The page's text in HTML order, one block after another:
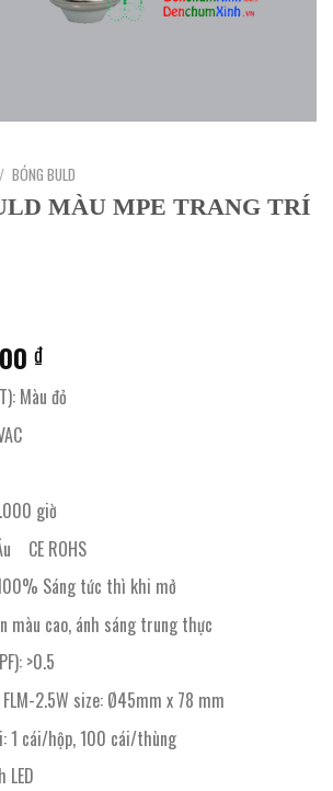
/ BÓNG BULD
MÀU MPE TRANG TRÍ
₫.
₫Giá
hiện
tại
Màu đỏ
giờ
CE ROHS
Sáng tức thì khi mở
màu cao, ánh sáng trung thực
>0.5
FLM-2.5W size: Ø45mm x 78 mm
1 cái/hộp, 100 cái/thùng
LED